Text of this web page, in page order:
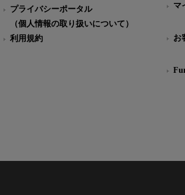
プライバシーポータル
（個人情報の取り扱いについて）
利用規約
マ
お